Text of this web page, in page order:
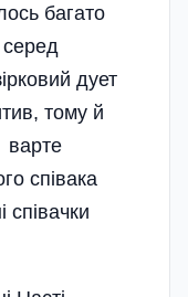
багато
серед
дует
тому й
варте
співака
співачки